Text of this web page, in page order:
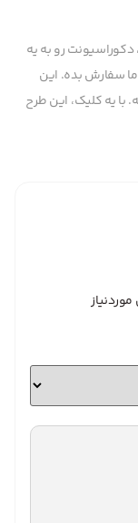
دکوراسیونت رو به یه
سفارش بده. این
با یه کلیک، این طرح